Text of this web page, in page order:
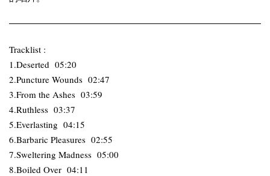
Tracklist :
1.Deserted 05:20
2.Puncture Wounds 02:47
3.From the Ashes 03:59
4.Ruthless 03:37
5.Everlasting 04:15
6.Barbaric Pleasures 02:55
7.Sweltering Madness 05:00
8.Boiled Over 04:11